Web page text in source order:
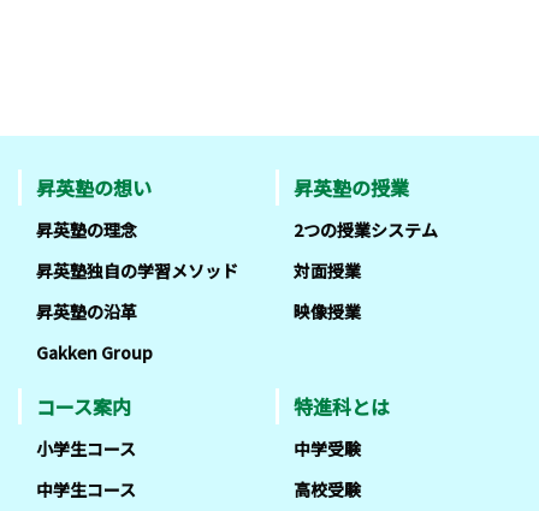
昇英塾の想い
昇英塾の理念
昇英塾独自の学習メソッド
昇英塾の沿革
Gakken Group
昇英塾の授業
2つの授業システム
対面授業
映像授業
コース案内
小学生コース
中学生コース
特進科とは
中学受験
高校受験